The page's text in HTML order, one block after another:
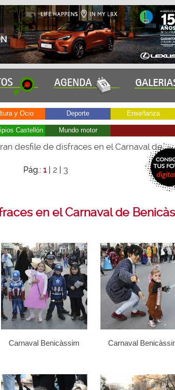
y Ocio Deporte Enseñanza
Castellón Mundo motor
desfile de disfraces en el Carnaval de
Pág.: 1| 2 | 3
en el Carnaval de
Carnaval Benicàssim Carnaval